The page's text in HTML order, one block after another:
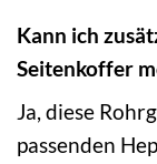
Kann ich
Seitenkoffer
Ja, diese
passenden